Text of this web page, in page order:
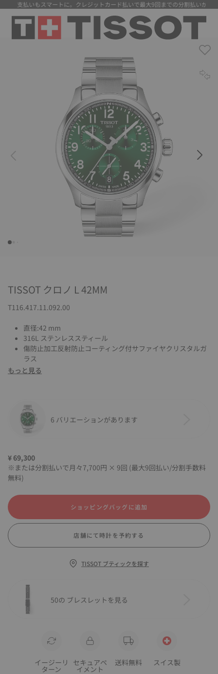
支払いもスマートに。クレジットカード払いで最大9回までの分割払いが可能に
TISSOT クロノ L 42MM
T116.417.11.092.00
直径:42 mm
316L ステンレススティール
傷防止加工反射防止コーティング付サファイヤクリスタルガ
ラス
もっと見る
6 バリエーションがあります
¥ 69,300
※または分割払いで月々7,700円 × 9回 (最大9回払い/分割手数料
無料)
ショッピングバッグに追加
店舗にて時計を予約する
TISSOT ブティックを探す
50の ブレスレットを見る
イージーリ
ターン
セキュアペ
イメント
送料無料 スイス製